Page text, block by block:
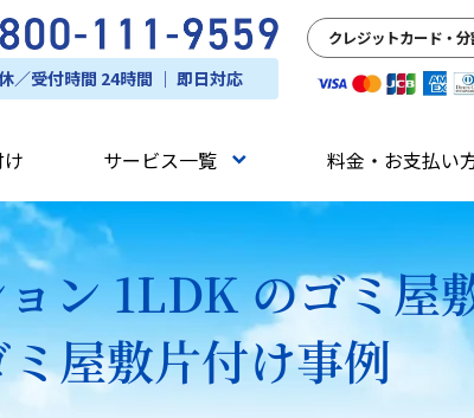
／受付時間 24時間 ｜ 即日対応
クレジットカード・
サービス一覧 料金・お支払い
ン 1LDK のゴミ屋
屋敷片付け事例